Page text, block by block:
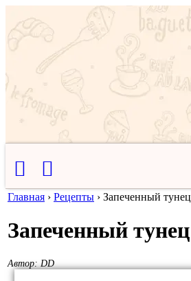
Главная › Рецепты › Запеченный тунец
Запеченный тунец
Автор: DD